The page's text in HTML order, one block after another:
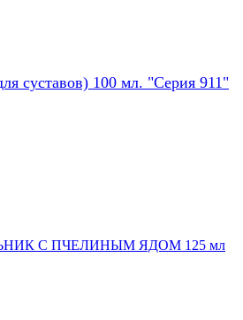
суставов) 100 мл. "Серия 911"